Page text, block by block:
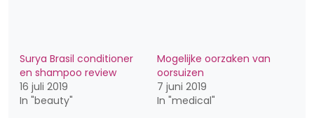
Surya Brasil conditioner
en shampoo review
16 juli 2019
In "beauty"
Mogelijke oorzaken van
oorsuizen
7 juni 2019
In "medical"